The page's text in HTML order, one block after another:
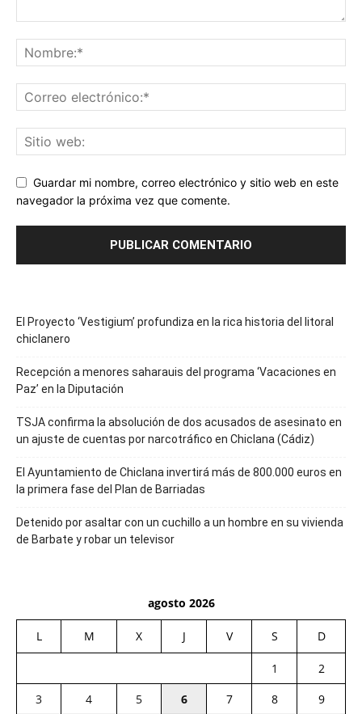
Guardar mi nombre, correo electrónico y sitio web en este
navegador la próxima vez que comente.
El Proyecto ‘Vestigium’ profundiza en la rica historia del litoral
chiclanero
Recepción a menores saharauis del programa ‘Vacaciones en
Paz’ en la Diputación
TSJA confirma la absolución de dos acusados de asesinato en
un ajuste de cuentas por narcotráfico en Chiclana (Cádiz)
El Ayuntamiento de Chiclana invertirá más de 800.000 euros en
la primera fase del Plan de Barriadas
Detenido por asaltar con un cuchillo a un hombre en su vivienda
de Barbate y robar un televisor
agosto 2026
L M X J V S D
1
2
3
4 5 6 7 8
9